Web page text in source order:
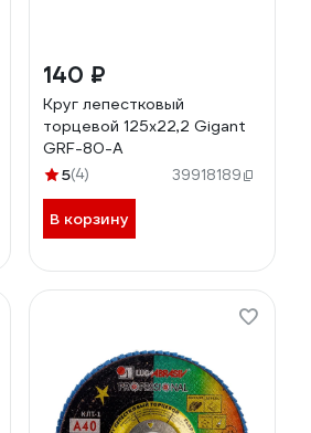
140 ₽
Круг лепестковый
торцевой 125x22,2 Gigant
GRF-80-А
5(4) 39918189
В корзину